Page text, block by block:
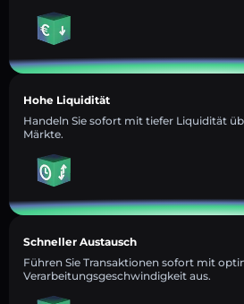
Hohe Liquidität
Handeln Sie sofort mit tiefer Liquidität
Märkte.
Schneller Austausch
Führen Sie Transaktionen sofort mit
Verarbeitungsgeschwindigkeit aus.